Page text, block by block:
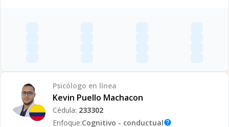
Psicólogo en línea
Kevin Puello Machacon
Cédula: 233302
Enfoque:Cognitivo - conductualhelp